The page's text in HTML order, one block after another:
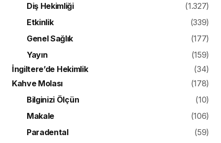
Diş Hekimliği
(1.327)
Etkinlik
(339)
Genel Sağlık
(177)
Yayın
(159)
İngiltere’de Hekimlik
(34)
Kahve Molası
(178)
Bilginizi Ölçün
(10)
Makale
(106)
Paradental
(59)